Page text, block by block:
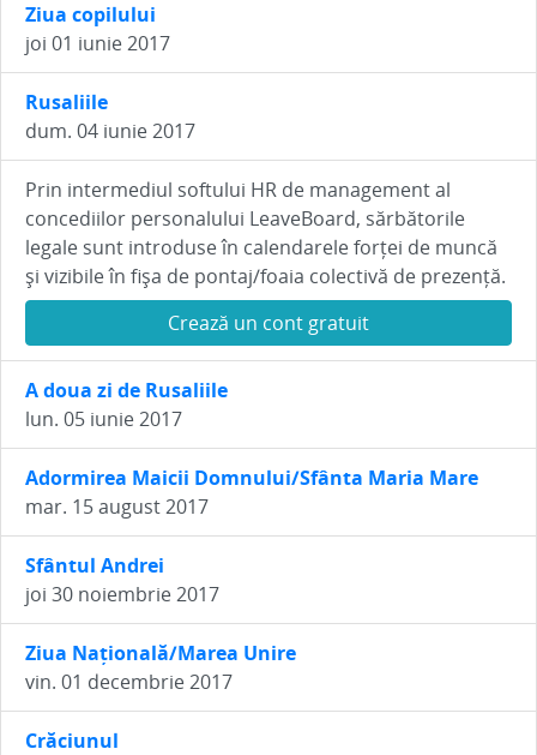
Ziua copilului
joi 01 iunie 2017
Rusaliile
dum. 04 iunie 2017
Prin intermediul softului HR de management al
concediilor personalului LeaveBoard, sărbătorile
legale sunt introduse în calendarele forței de muncă
și vizibile în fișa de pontaj/foaia colectivă de prezență.
Crează un cont gratuit
A doua zi de Rusaliile
lun. 05 iunie 2017
Adormirea Maicii Domnului/Sfânta Maria Mare
mar. 15 august 2017
Sfântul Andrei
joi 30 noiembrie 2017
Ziua Națională/Marea Unire
vin. 01 decembrie 2017
Crăciunul